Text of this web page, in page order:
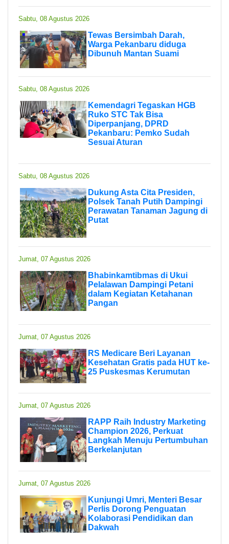
Sabtu, 08 Agustus 2026
Tewas Bersimbah Darah,
Warga Pekanbaru diduga
Dibunuh Mantan Suami
Sabtu, 08 Agustus 2026
Kemendagri Tegaskan HGB
Ruko STC Tak Bisa
Diperpanjang, DPRD
Pekanbaru: Pemko Sudah
Sesuai Aturan
Sabtu, 08 Agustus 2026
Dukung Asta Cita Presiden,
Polsek Tanah Putih Dampingi
Perawatan Tanaman Jagung di
Putat
Jumat, 07 Agustus 2026
Bhabinkamtibmas di Ukui
Pelalawan Dampingi Petani
dalam Kegiatan Ketahanan
Pangan
Jumat, 07 Agustus 2026
RS Medicare Beri Layanan
Kesehatan Gratis pada HUT ke-
25 Puskesmas Kerumutan
Jumat, 07 Agustus 2026
RAPP Raih Industry Marketing
Champion 2026, Perkuat
Langkah Menuju Pertumbuhan
Berkelanjutan
Jumat, 07 Agustus 2026
Kunjungi Umri, Menteri Besar
Perlis Dorong Penguatan
Kolaborasi Pendidikan dan
Dakwah